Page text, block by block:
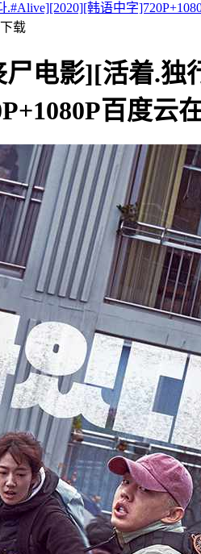
韩语中字
载
电影][活着.独
百度云